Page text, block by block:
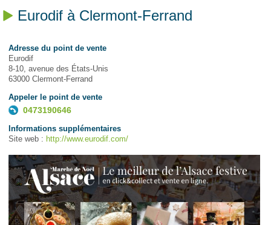
Eurodif à Clermont-Ferrand
Adresse du point de vente
Eurodif
8-10, avenue des États-Unis
63000 Clermont-Ferrand
Appeler le point de vente
0473190646
Informations supplémentaires
Site web : http://www.eurodif.com/